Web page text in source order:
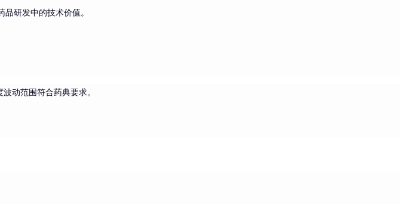
研发中的技术价值。
动范围符合药典要求。